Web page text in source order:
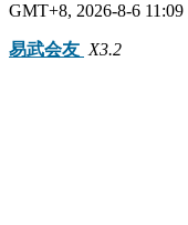
GMT+8, 2026-8-6 11:09
易武会友 X3.2